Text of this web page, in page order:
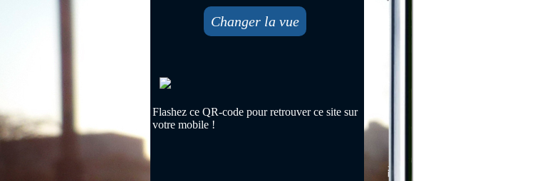
Changer la vue
Flashez ce QR-code pour retrouver ce site sur
votre mobile !